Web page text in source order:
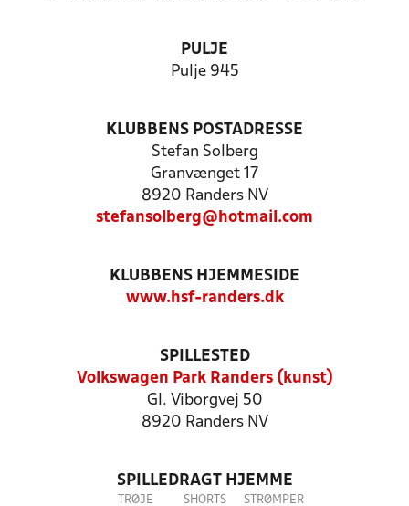
PULJE
Pulje 945
KLUBBENS POSTADRESSE
Stefan Solberg
Granvænget 17
8920 Randers NV
stefansolberg@hotmail.com
KLUBBENS HJEMMESIDE
www.hsf-randers.dk
SPILLESTED
Volkswagen Park Randers (kunst)
Gl. Viborgvej 50
8920 Randers NV
SPILLEDRAGT HJEMME
TRØJE SHORTS STRØMPER